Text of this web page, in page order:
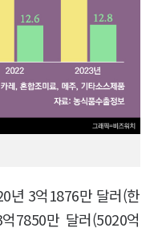
년 3억1876만 달러(한
7850만 달러(5020억